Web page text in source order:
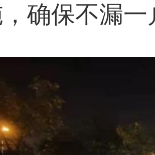
确保不漏